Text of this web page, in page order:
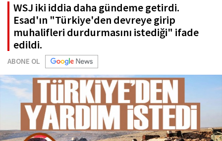
WSJ iki iddia daha gündeme getirdi.
Esad'ın "Türkiye'den devreye girip
muhalifleri durdurmasını istediği" ifade
edildi.
ABONE OL